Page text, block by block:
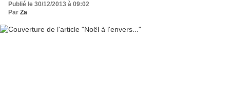
Publié le 30/12/2013 à 09:02
Par Za